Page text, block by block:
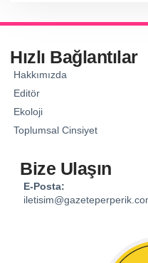
Hızlı Bağlantılar
Hakkımızda
Editör
Ekoloji
Toplumsal Cinsiyet
Bize Ulaşın
E-Posta: